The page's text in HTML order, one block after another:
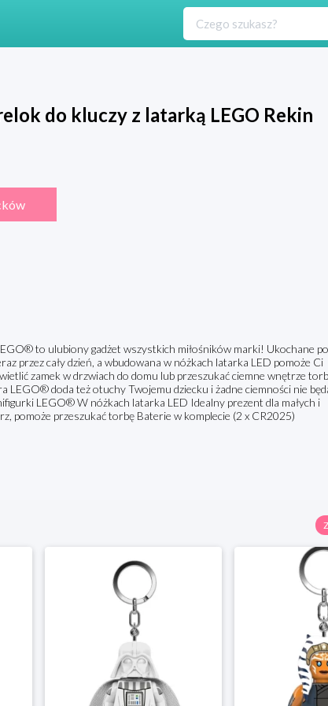
do kluczy z latarką LEGO Rekin
to ulubiony gadżet wszystkich miłośników marki! Ukochane
przez cały dzień, a wbudowana w nóżkach latarka LED pomoże Ci
zamek w drzwiach do domu lub przeszukać ciemne wnętrze
LEGO® doda też otuchy Twojemu dziecku i żadne ciemności nie
LEGO® W nóżkach latarka LED Idealny prezent dla małych i
pomoże przeszukać torbę Baterie w komplecie (2 x CR2025)